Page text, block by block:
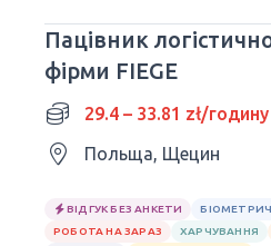
Пацівник
фірми FIEGE
29.4 – 33.81 zł/годину
Польща, Щецин
ВІДГУК БЕЗ АНКЕТИ
РОБОТА НА ЗАРАЗ
ХАРЧУВАННЯ